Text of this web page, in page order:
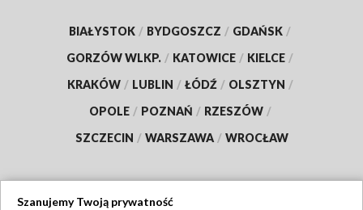
BIAŁYSTOK / BYDGOSZCZ / GDAŃSK /
GORZÓW WLKP. / KATOWICE / KIELCE /
KRAKÓW / LUBLIN / ŁÓDŹ / OLSZTYN /
OPOLE / POZNAŃ / RZESZÓW /
SZCZECIN / WARSZAWA / WROCŁAW
Szanujemy Twoją prywatność